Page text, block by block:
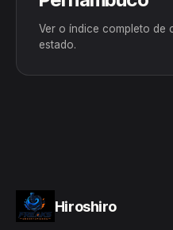
Ver o índice completo de
estado.
Hiroshiro